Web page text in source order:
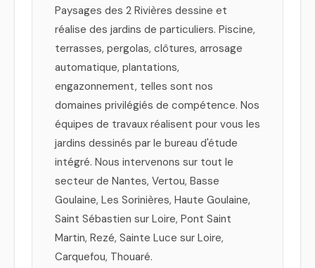
Paysages des 2 Rivières dessine et
réalise des jardins de particuliers. Piscine,
terrasses, pergolas, clôtures, arrosage
automatique, plantations,
engazonnement, telles sont nos
domaines privilégiés de compétence. Nos
équipes de travaux réalisent pour vous les
jardins dessinés par le bureau d'étude
intégré. Nous intervenons sur tout le
secteur de Nantes, Vertou, Basse
Goulaine, Les Sorinières, Haute Goulaine,
Saint Sébastien sur Loire, Pont Saint
Martin, Rezé, Sainte Luce sur Loire,
Carquefou, Thouaré.